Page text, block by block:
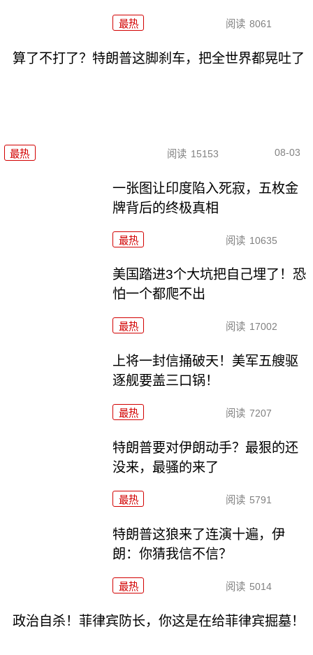
最热 阅读 8061
算了不打了？特朗普这脚刹车，把全世界都晃吐了
最热 阅读 15153 08-03
一张图让印度陷入死寂，五枚金
牌背后的终极真相
最热 阅读 10635
美国踏进3个大坑把自己埋了！恐
怕一个都爬不出
最热 阅读 17002
上将一封信捅破天！美军五艘驱
逐舰要盖三口锅！
最热 阅读 7207
特朗普要对伊朗动手？最狠的还
没来，最骚的来了
最热 阅读 5791
特朗普这狼来了连演十遍，伊
朗：你猜我信不信？
最热 阅读 5014
政治自杀！菲律宾防长，你这是在给菲律宾掘墓！